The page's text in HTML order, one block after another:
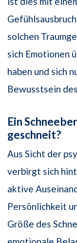
solchen
sich Emotionen
haben und sich
Bewusstsein
Ein
geschneit?
Aus Sicht der
verbirgt sich
aktive
Persönlichkeit
Größe des